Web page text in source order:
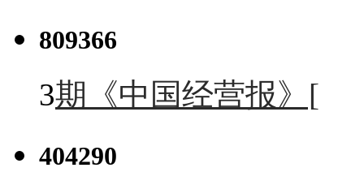
809366
3期《中国经营报》[
404290